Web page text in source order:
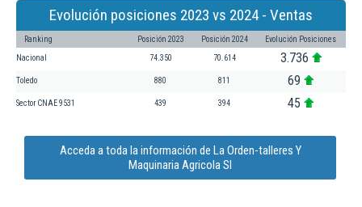
Evolución posiciones 2023 vs 2024 - Ventas
Ranking Posición 2023 Posición 2024 Evolución Posiciones
Nacional 74.350 70.614 3.736
Toledo 880 811 69
Sector CNAE 9531 439 394 45
Acceda a toda la información de La Orden-talleres Y
Maquinaria Agricola Sl